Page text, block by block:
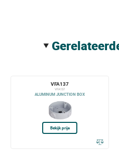
VFA137
VFA137
ALUMINUM JUNCTION BOX
Bekijk prijs